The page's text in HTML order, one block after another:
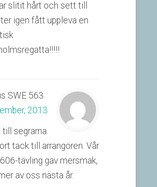
slitit hårt och sett till
igen fått uppleva en
SWE 563
2013
till segrarna
tack till arrangören. Vår
tävling gav mersmak,
av oss nästa år.